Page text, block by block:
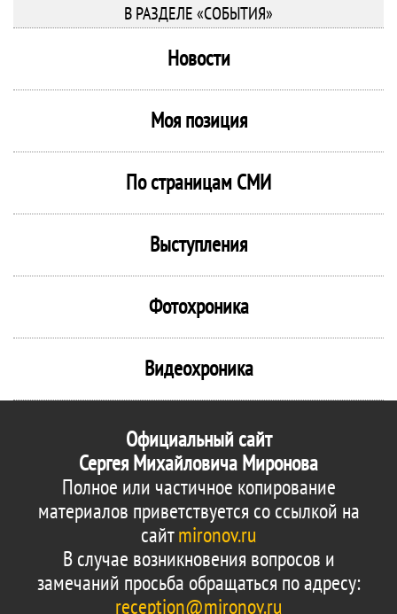
В РАЗДЕЛЕ «СОБЫТИЯ»
Новости
Моя позиция
По страницам СМИ
Выступления
Фотохроника
Видеохроника
Официальный сайт
Сергея Михайловича Миронова
Полное или частичное копирование
материалов приветствуется со ссылкой на
сайтmironov.ru
В случае возникновения вопросов и
замечаний просьба обращаться по адресу:
reception@mironov.ru